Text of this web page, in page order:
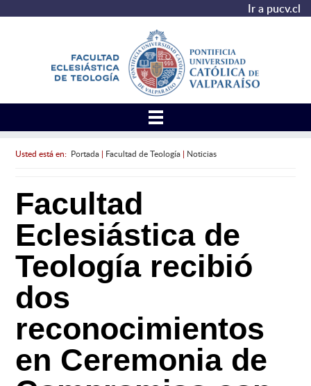
Ir a pucv.cl
Usted está en: Portada| Facultad de Teología| Noticias
Facultad
Eclesiástica de
Teología recibió
dos
reconocimientos
en Ceremonia de